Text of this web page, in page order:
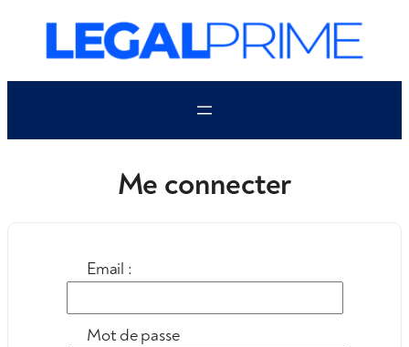
contenu
Me connecter
Email :
Mot de passe